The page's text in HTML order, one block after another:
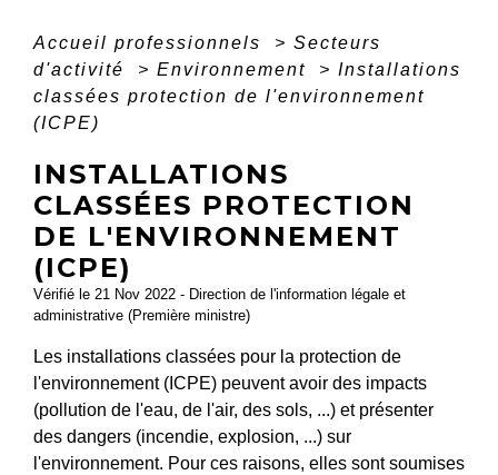
Accueil professionnels > Secteurs
d'activité
> Environnement > Installations
classées protection de l'environnement
(ICPE)
INSTALLATIONS
CLASSÉES PROTECTION
DE L'ENVIRONNEMENT
(ICPE)
Vérifié le 21 Nov 2022 - Direction de l'information légale et
administrative (Première ministre)
Les installations classées pour la protection de
l'environnement (ICPE) peuvent avoir des impacts
(pollution de l'eau, de l'air, des sols, ...) et présenter
des dangers (incendie, explosion, ...) sur
l'environnement. Pour ces raisons, elles sont soumises